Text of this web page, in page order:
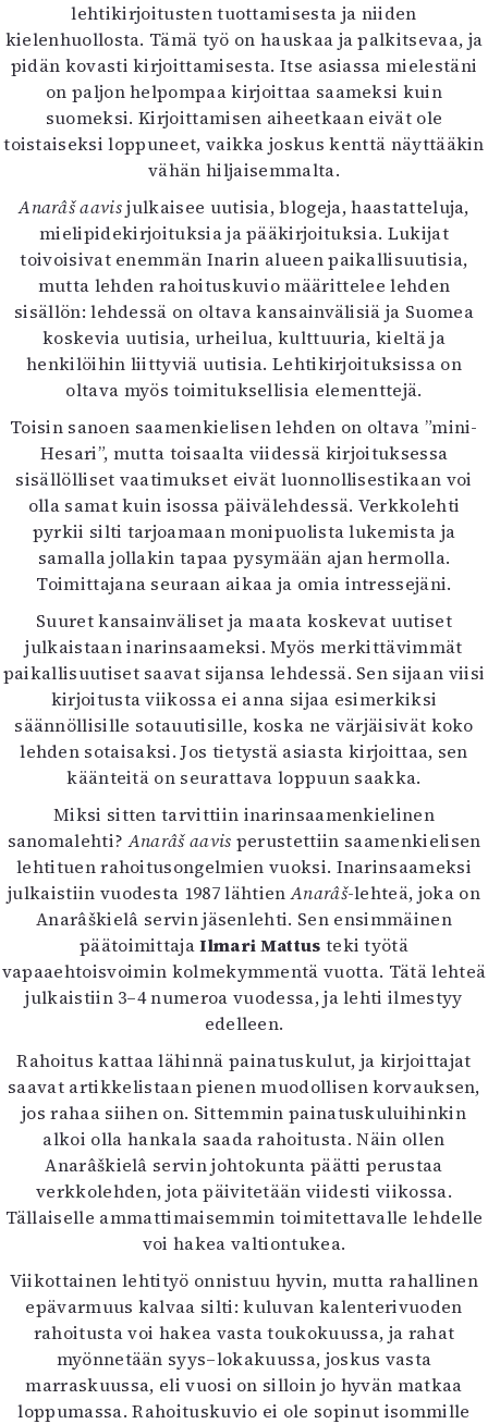
lehtikirjoitusten tuottamisesta ja niiden
kielenhuollosta. Tämä työ on hauskaa ja palkitsevaa, ja
pidän kovasti kirjoittamisesta. Itse asiassa mielestäni
on paljon helpompaa kirjoittaa saameksi kuin
suomeksi. Kirjoittamisen aiheetkaan eivät ole
toistaiseksi loppuneet, vaikka joskus kenttä näyttääkin
vähän hiljaisemmalta.
Anarâš aavisjulkaisee uutisia, blogeja, haastatteluja,
mielipidekirjoituksia ja pääkirjoituksia. Lukijat
toivoisivat enemmän Inarin alueen paikallisuutisia,
mutta lehden rahoituskuvio määrittelee lehden
sisällön: lehdessä on oltava kansainvälisiä ja Suomea
koskevia uutisia, urheilua, kulttuuria, kieltä ja
henkilöihin liittyviä uutisia. Lehtikirjoituksissa on
oltava myös toimituksellisia elementtejä.
Toisin sanoen saamenkielisen lehden on oltava ”mini-
Hesari”, mutta toisaalta viidessä kirjoituksessa
sisällölliset vaatimukset eivät luonnollisestikaan voi
olla samat kuin isossa päivälehdessä. Verkkolehti
pyrkii silti tarjoamaan monipuolista lukemista ja
samalla jollakin tapaa pysymään ajan hermolla.
Toimittajana seuraan aikaa ja omia intressejäni.
Suuret kansainväliset ja maata koskevat uutiset
julkaistaan inarinsaameksi. Myös merkittävimmät
paikallisuutiset saavat sijansa lehdessä. Sen sijaan viisi
kirjoitusta viikossa ei anna sijaa esimerkiksi
säännöllisille sotauutisille, koska ne värjäisivät koko
lehden sotaisaksi. Jos tietystä asiasta kirjoittaa, sen
käänteitä on seurattava loppuun saakka.
Miksi sitten tarvittiin inarinsaamenkielinen
sanomalehti?Anarâš aavis perustettiin saamenkielisen
lehtituen rahoitusongelmien vuoksi. Inarinsaameksi
julkaistiin vuodesta 1987 lähtienAnarâš-lehteä, joka on
Anarâškielâ servin jäsenlehti. Sen ensimmäinen
päätoimittajaIlmari Mattus teki työtä
vapaaehtoisvoimin kolmekymmentä vuotta. Tätä lehteä
julkaistiin 3–4 numeroa vuodessa, ja lehti ilmestyy
edelleen.
Rahoitus kattaa lähinnä painatuskulut, ja kirjoittajat
saavat artikkelistaan pienen muodollisen korvauksen,
jos rahaa siihen on. Sittemmin painatuskuluihinkin
alkoi olla hankala saada rahoitusta. Näin ollen
Anarâškielâ servin johtokunta päätti perustaa
verkkolehden, jota päivitetään viidesti viikossa.
Tällaiselle ammattimaisemmin toimitettavalle lehdelle
voi hakea valtiontukea.
Viikottainen lehtityö onnistuu hyvin, mutta rahallinen
epävarmuus kalvaa silti: kuluvan kalenterivuoden
rahoitusta voi hakea vasta toukokuussa, ja rahat
myönnetään syys–lokakuussa, joskus vasta
marraskuussa, eli vuosi on silloin jo hyvän matkaa
loppumassa. Rahoituskuvio ei ole sopinut isommille